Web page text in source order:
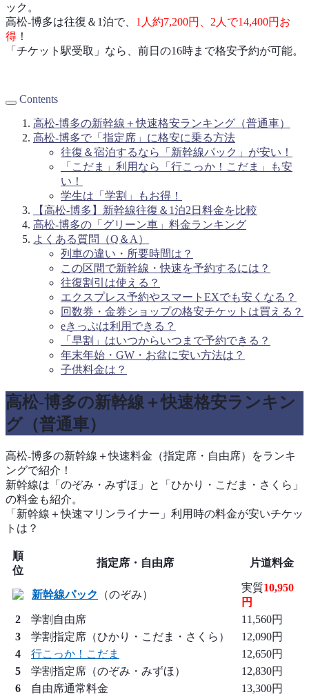
ック。
高松-博多は往復＆1泊で、 1人約7,200円、2人で14,400円お
得 ！
「チケット駅受取」なら、前日の16時まで格安予約が可能。
Contents
高松-博多の新幹線＋快速格安ランキング（普通車）
高松-博多で「指定席」に格安に乗る方法
往復＆宿泊するなら「新幹線パック」が安い！
「こだま」利用なら「行こっか！こだま」も安
い！
学生は「学割」もお得！
【高松-博多】新幹線往復＆1泊2日料金を比較
高松-博多の「グリーン車」料金ランキング
よくある質問（Q＆A）
列車の違い・所要時間は？
この区間で新幹線・快速を予約するには？
往復割引は使える？
エクスプレス予約やスマートEXでも安くなる？
回数券・金券ショップの格安チケットは買える？
eきっぷは利用できる？
「早割」はいつからいつまで予約できる？
年末年始・GW・お盆に安い方法は？
子供料金は？
高松-博多の新幹線＋快速格安ランキン
グ（普通車）
高松-博多の新幹線＋快速料金（指定席・自由席）をランキ
ングで紹介！
新幹線は「のぞみ・みずほ」と「ひかり・こだま・さくら」
の料金も紹介。
「新幹線＋快速マリンライナー」利用時の料金が安いチケッ
トは？
順
位
指定席・自由席 片道料金
新幹線パック （のぞみ）
実質10,950
円
2
学割自由席
11,560円
3
学割指定席（ひかり・こだま・さくら）
12,090円
4
行こっか！こだま
12,650円
5
学割指定席（のぞみ・みずほ）
12,830円
6
自由席通常料金 13,300円